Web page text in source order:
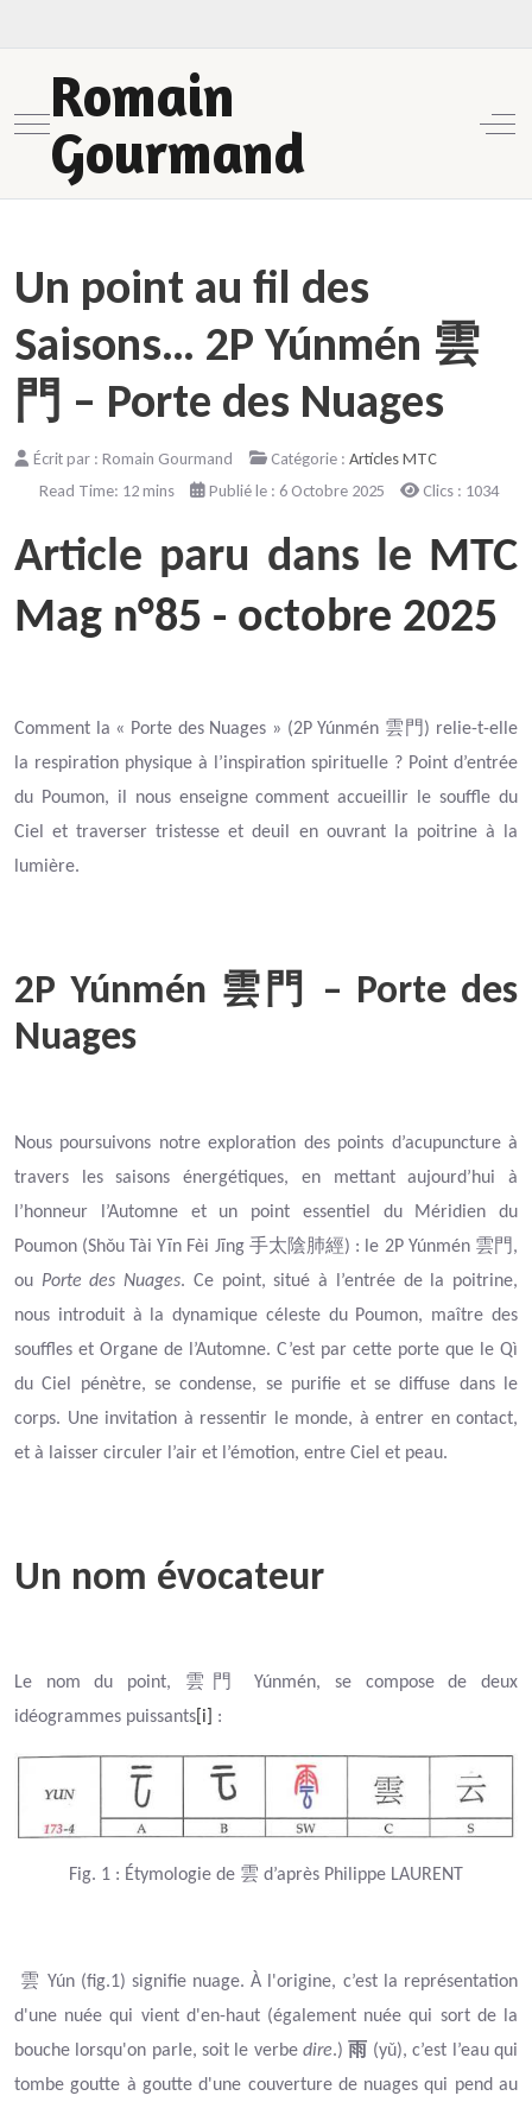
Mobile Menu Toggle
Romain
Gourmand
Off-
Un point au fil des
Saisons… 2P Yúnmén 雲
門 – Porte des Nuages
Écrit par : Romain Gourmand Catégorie : Articles MTC
Read Time: 12 mins
Publié le : 6 Octobre 2025 Clics : 1034
Article paru dans le MTC
Mag n°85 - octobre 2025
Comment la « Porte des Nuages » (2P Yúnmén 雲門) relie-t-elle
la respiration physique à l’inspiration spirituelle ? Point d’entrée
du Poumon, il nous enseigne comment accueillir le souffle du
Ciel et traverser tristesse et deuil en ouvrant la poitrine à la
lumière.
2P Yúnmén 雲門
– Porte des
Nuages
Nous poursuivons notre exploration des points d’acupuncture à
travers les saisons énergétiques, en mettant aujourd’hui à
l’honneur l’Automne et un point essentiel du Méridien du
Poumon (Shǒu Tài Yīn Fèi Jīng 手太陰肺經) : le 2P Yúnmén 雲門,
ou Porte des Nuages. Ce point, situé à l’entrée de la poitrine,
nous introduit à la dynamique céleste du Poumon, maître des
souffles et Organe de l’Automne. C’est par cette porte que le Qì
du Ciel pénètre, se condense, se purifie et se diffuse dans le
corps. Une invitation à ressentir le monde, à entrer en contact,
et à laisser circuler l’air et l’émotion, entre Ciel et peau.
Un nom évocateur
Le nom du point, 雲門
Yúnmén, se compose de deux
idéogrammes puissants [i] :
Fig. 1 : Étymologie de 雲 d’après Philippe LAURENT
雲 Yún (fig.1) signifie nuage.À l'origine, c’est la représentation
d'une nuée qui vient d'en-haut (également nuée qui sort de la
bouche lorsqu'on parle, soit le verbe dire.) 雨 (yǔ), c’est l’eau qui
tombe goutte à goutte d'une couverture de nuages qui pend au